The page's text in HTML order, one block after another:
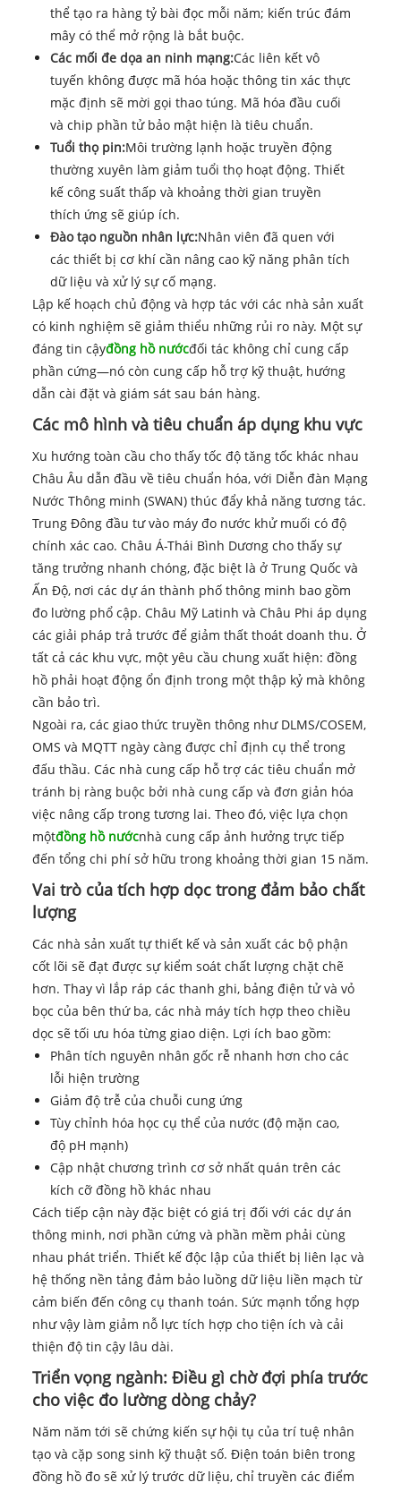
thể tạo ra hàng tỷ bài đọc mỗi năm; kiến trúc đám
mây có thể mở rộng là bắt buộc.
Các mối đe dọa an ninh mạng:Các liên kết vô
tuyến không được mã hóa hoặc thông tin xác thực
mặc định sẽ mời gọi thao túng. Mã hóa đầu cuối
và chip phần tử bảo mật hiện là tiêu chuẩn.
Tuổi thọ pin:Môi trường lạnh hoặc truyền động
thường xuyên làm giảm tuổi thọ hoạt động. Thiết
kế công suất thấp và khoảng thời gian truyền
thích ứng sẽ giúp ích.
Đào tạo nguồn nhân lực:Nhân viên đã quen với
các thiết bị cơ khí cần nâng cao kỹ năng phân tích
dữ liệu và xử lý sự cố mạng.
Lập kế hoạch chủ động và hợp tác với các nhà sản xuất
có kinh nghiệm sẽ giảm thiểu những rủi ro này. Một sự
đáng tin cậyđồng hồ nướcđối tác không chỉ cung cấp
phần cứng—nó còn cung cấp hỗ trợ kỹ thuật, hướng
dẫn cài đặt và giám sát sau bán hàng.
Các mô hình và tiêu chuẩn áp dụng khu vực
Xu hướng toàn cầu cho thấy tốc độ tăng tốc khác nhau
Châu Âu dẫn đầu về tiêu chuẩn hóa, với Diễn đàn Mạng
Nước Thông minh (SWAN) thúc đẩy khả năng tương tác.
Trung Đông đầu tư vào máy đo nước khử muối có độ
chính xác cao. Châu Á-Thái Bình Dương cho thấy sự
tăng trưởng nhanh chóng, đặc biệt là ở Trung Quốc và
Ấn Độ, nơi các dự án thành phố thông minh bao gồm
đo lường phổ cập. Châu Mỹ Latinh và Châu Phi áp dụng
các giải pháp trả trước để giảm thất thoát doanh thu. Ở
tất cả các khu vực, một yêu cầu chung xuất hiện: đồng
hồ phải hoạt động ổn định trong một thập kỷ mà không
cần bảo trì.
Ngoài ra, các giao thức truyền thông như DLMS/COSEM,
OMS và MQTT ngày càng được chỉ định cụ thể trong
đấu thầu. Các nhà cung cấp hỗ trợ các tiêu chuẩn mở
tránh bị ràng buộc bởi nhà cung cấp và đơn giản hóa
việc nâng cấp trong tương lai. Theo đó, việc lựa chọn
mộtđồng hồ nướcnhà cung cấp ảnh hưởng trực tiếp
đến tổng chi phí sở hữu trong khoảng thời gian 15 năm.
Vai trò của tích hợp dọc trong đảm bảo chất
lượng
Các nhà sản xuất tự thiết kế và sản xuất các bộ phận
cốt lõi sẽ đạt được sự kiểm soát chất lượng chặt chẽ
hơn. Thay vì lắp ráp các thanh ghi, bảng điện tử và vỏ
bọc của bên thứ ba, các nhà máy tích hợp theo chiều
dọc sẽ tối ưu hóa từng giao diện. Lợi ích bao gồm:
Phân tích nguyên nhân gốc rễ nhanh hơn cho các
lỗi hiện trường
Giảm độ trễ của chuỗi cung ứng
Tùy chỉnh hóa học cụ thể của nước (độ mặn cao,
độ pH mạnh)
Cập nhật chương trình cơ sở nhất quán trên các
kích cỡ đồng hồ khác nhau
Cách tiếp cận này đặc biệt có giá trị đối với các dự án
thông minh, nơi phần cứng và phần mềm phải cùng
nhau phát triển. Thiết kế độc lập của thiết bị liên lạc và
hệ thống nền tảng đảm bảo luồng dữ liệu liền mạch từ
cảm biến đến công cụ thanh toán. Sức mạnh tổng hợp
như vậy làm giảm nỗ lực tích hợp cho tiện ích và cải
thiện độ tin cậy lâu dài.
Triển vọng ngành: Điều gì chờ đợi phía trước
cho việc đo lường dòng chảy?
Năm năm tới sẽ chứng kiến ​​sự hội tụ của trí tuệ nhân
tạo và cặp song sinh kỹ thuật số. Điện toán biên trong
đồng hồ đo sẽ xử lý trước dữ liệu, chỉ truyền các điểm